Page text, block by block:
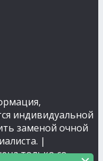
индивидуальной
заменой очной
|
только со